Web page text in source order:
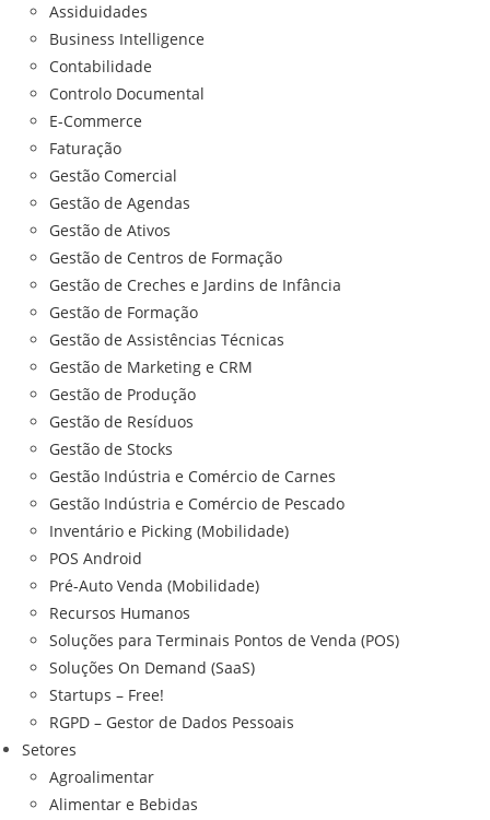
Assiduidades
Business Intelligence
Contabilidade
Controlo Documental
E-Commerce
Faturação
Gestão Comercial
Gestão de Agendas
Gestão de Ativos
Gestão de Centros de Formação
Gestão de Creches e Jardins de Infância
Gestão de Formação
Gestão de Assistências Técnicas
Gestão de Marketing e CRM
Gestão de Produção
Gestão de Resíduos
Gestão de Stocks
Gestão Indústria e Comércio de Carnes
Gestão Indústria e Comércio de Pescado
Inventário e Picking (Mobilidade)
POS Android
Pré-Auto Venda (Mobilidade)
Recursos Humanos
Soluções para Terminais Pontos de Venda (POS)
Soluções On Demand (SaaS)
Startups – Free!
RGPD – Gestor de Dados Pessoais
Setores
Agroalimentar
Alimentar e Bebidas